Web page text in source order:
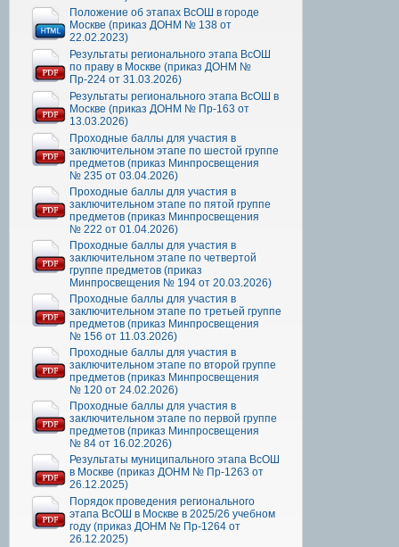
Положение об этапах ВсОШ в городе
Москве (приказ ДОНМ № 138 от
22.02.2023)
Результаты регионального этапа ВсОШ
по праву в Москве (приказ ДОНМ №
Пр-224 от 31.03.2026)
Результаты регионального этапа ВсОШ в
Москве (приказ ДОНМ № Пр-163 от
13.03.2026)
Проходные баллы для участия в
заключительном этапе по шестой группе
предметов (приказ Минпросвещения
№ 235 от 03.04.2026)
Проходные баллы для участия в
заключительном этапе по пятой группе
предметов (приказ Минпросвещения
№ 222 от 01.04.2026)
Проходные баллы для участия в
заключительном этапе по четвертой
группе предметов (приказ
Минпросвещения № 194 от 20.03.2026)
Проходные баллы для участия в
заключительном этапе по третьей группе
предметов (приказ Минпросвещения
№ 156 от 11.03.2026)
Проходные баллы для участия в
заключительном этапе по второй группе
предметов (приказ Минпросвещения
№ 120 от 24.02.2026)
Проходные баллы для участия в
заключительном этапе по первой группе
предметов (приказ Минпросвещения
№ 84 от 16.02.2026)
Результаты муниципального этапа ВсОШ
в Москве (приказ ДОНМ № Пр-1263 от
26.12.2025)
Порядок проведения регионального
этапа ВсОШ в Москве в 2025/26 учебном
году (приказ ДОНМ № Пр-1264 от
26.12.2025)